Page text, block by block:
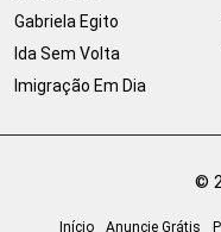
Gabriela Egito
Ida Sem Volta
Imigração Em Dia
©
Início Anuncie Grátis